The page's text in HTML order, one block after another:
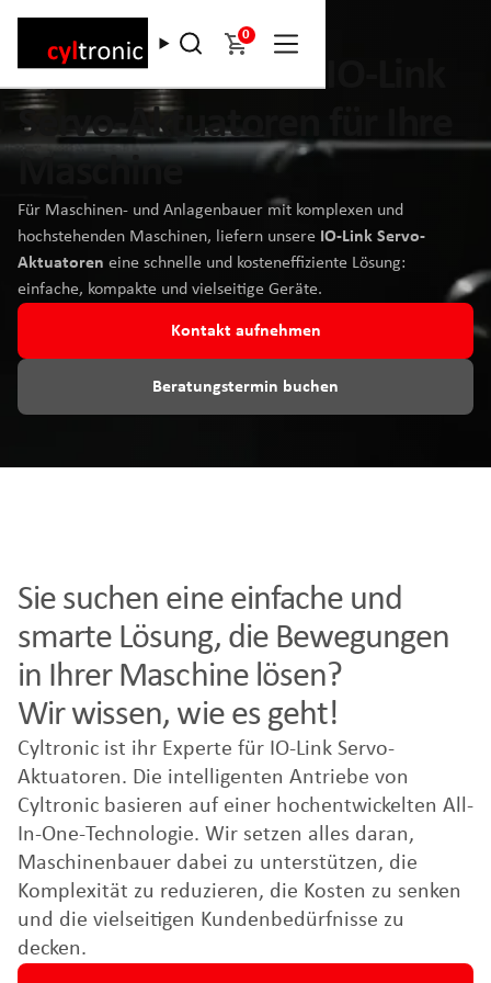
0
Сyltronic - smarte IO-Link
Servo-Aktuatoren für Ihre
Maschine
Für Maschinen- und Anlagenbauer mit komplexen und
hochstehenden Maschinen, liefern unsere IO-Link Servo-
Aktuatoren eine schnelle und kosteneffiziente Lösung:
einfache, kompakte und vielseitige Geräte.
Kontakt aufnehmen
Beratungstermin buchen
Sie suchen eine einfache und
smarte Lösung, die Bewegungen
in Ihrer Maschine lösen?
Wir wissen, wie es geht!
Cyltronic ist ihr Experte für IO-Link Servo-
Aktuatoren. Die intelligenten Antriebe von
Cyltronic basieren auf einer hochentwickelten All-
In-One-Technologie. Wir setzen alles daran,
Maschinenbauer dabei zu unterstützen, die
Komplexität zu reduzieren, die Kosten zu senken
und die vielseitigen Kundenbedürfnisse zu
decken.